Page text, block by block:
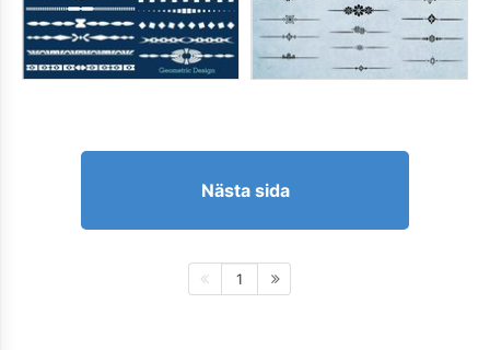
Nästa sida
1